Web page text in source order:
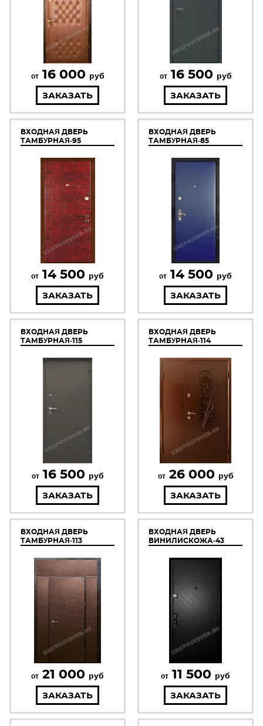
от 16 000 руб
ЗАКАЗАТЬ
от 16 500 руб
ЗАКАЗАТЬ
ВХОДНАЯ ДВЕРЬ
ТАМБУРНАЯ-95
от 14 500 руб
ЗАКАЗАТЬ
ВХОДНАЯ ДВЕРЬ
ТАМБУРНАЯ-85
от 14 500 руб
ЗАКАЗАТЬ
ВХОДНАЯ ДВЕРЬ
ТАМБУРНАЯ-115
от 16 500 руб
ЗАКАЗАТЬ
ВХОДНАЯ ДВЕРЬ
ТАМБУРНАЯ-114
от 26 000 руб
ЗАКАЗАТЬ
ВХОДНАЯ ДВЕРЬ
ТАМБУРНАЯ-113
от 21 000 руб
ЗАКАЗАТЬ
ВХОДНАЯ ДВЕРЬ
ВИНИЛИСКОЖА-43
от 11 500 руб
ЗАКАЗАТЬ